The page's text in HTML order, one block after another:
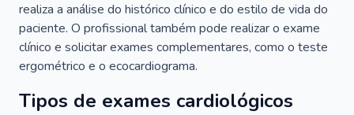
realiza a análise do histórico clínico e do estilo de vida do
paciente. O profissional também pode realizar o exame
clínico e solicitar exames complementares, como o teste
ergométrico e o ecocardiograma.
Tipos de exames cardiológicos